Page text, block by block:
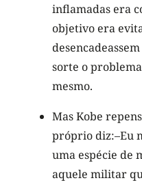
inflamadas era
objetivo era
sorte o
mesmo.
Mas Kobe
próprio diz:–Eu
uma espécie de
aquele militar